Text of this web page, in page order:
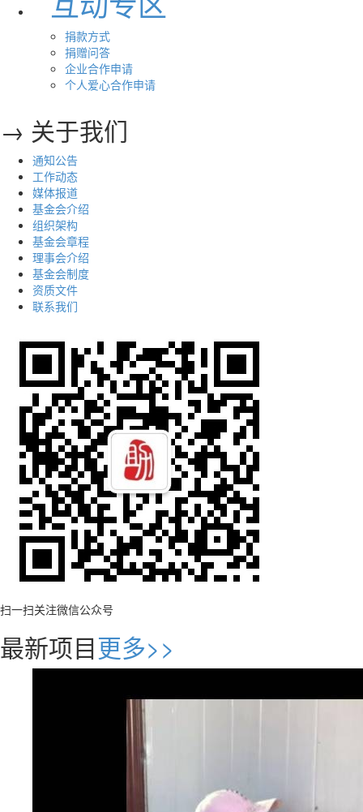
捐款方式
捐赠问答
企业合作申请
个人爱心合作申请
→ 关于我们
通知公告
工作动态
媒体报道
基金会介绍
组织架构
基金会章程
理事会介绍
基金会制度
资质文件
联系我们
扫一扫关注微信公众号
最新项目更多>>